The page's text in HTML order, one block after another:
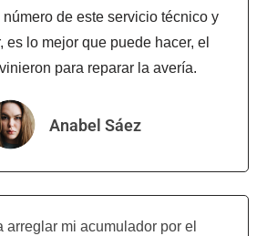
de este servicio técnico y
es lo mejor que puede hacer, el
para reparar la avería.
Anabel Sáez
arreglar mi acumulador por el